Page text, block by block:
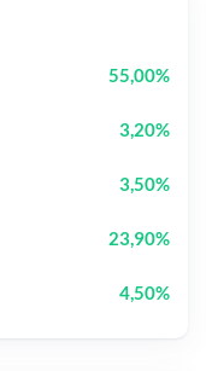
55,00%
3,20%
3,50%
23,90%
4,50%